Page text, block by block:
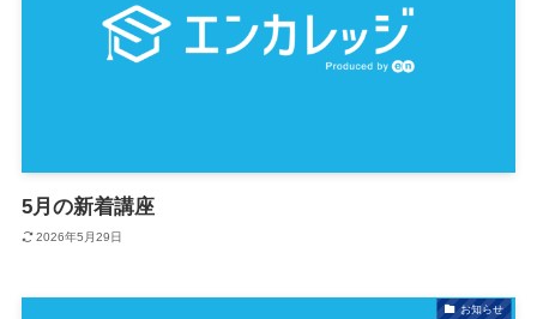
5月の新着講座
2026年5月29日
お知らせ